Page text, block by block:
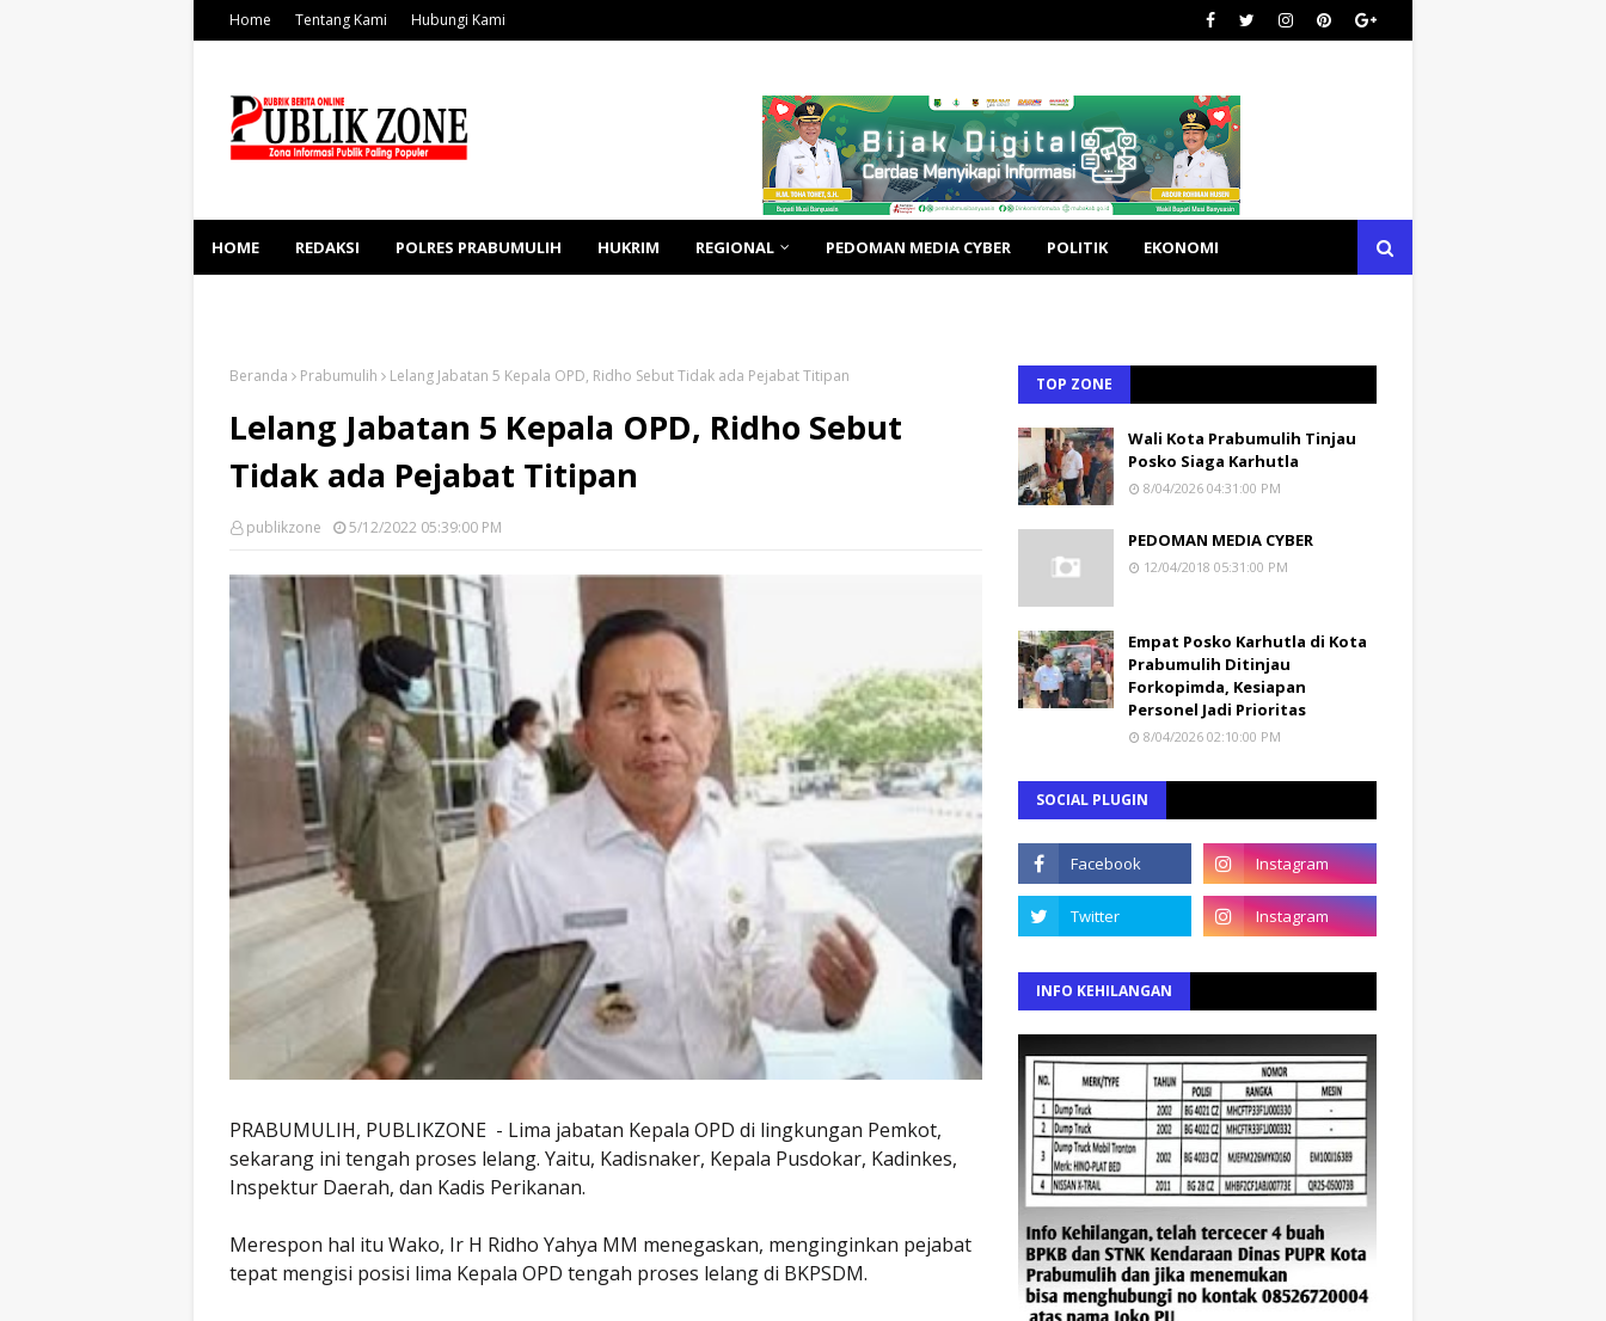
Home Tentang Kami Hubungi Kami
HOME REDAKSI POLRES PRABUMULIH HUKRIM REGIONAL PEDOMAN MEDIA CYBER POLITIK EKONOMI
Beranda Prabumulih Lelang Jabatan 5 Kepala OPD, Ridho Sebut Tidak ada Pejabat Titipan
Lelang Jabatan 5 Kepala OPD, Ridho Sebut
Tidak ada Pejabat Titipan
publikzone 5/12/2022 05:39:00 PM
PRABUMULIH, PUBLIKZONE - Lima jabatan Kepala OPD di lingkungan Pemkot,
sekarang ini tengah proses lelang. Yaitu, Kadisnaker, Kepala Pusdokar, Kadinkes,
Inspektur Daerah, dan Kadis Perikanan.
Merespon hal itu Wako, Ir H Ridho Yahya MM menegaskan, menginginkan pejabat
tepat mengisi posisi lima Kepala OPD tengah proses lelang di BKPSDM.
TOP ZONE
Wali Kota Prabumulih Tinjau
Posko Siaga Karhutla
8/04/2026 04:31:00 PM
PEDOMAN MEDIA CYBER
12/04/2018 05:31:00 PM
Empat Posko Karhutla di Kota
Prabumulih Ditinjau
Forkopimda, Kesiapan
Personel Jadi Prioritas
8/04/2026 02:10:00 PM
SOCIAL PLUGIN
INFO KEHILANGAN